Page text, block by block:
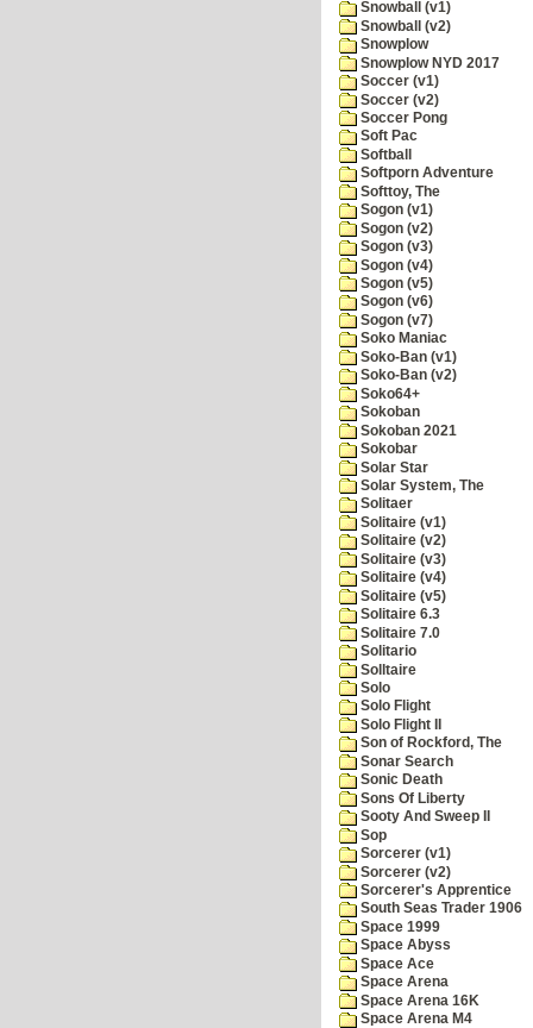
Snowball (v1)
Snowball (v2)
Snowplow
Snowplow NYD 2017
Soccer (v1)
Soccer (v2)
Soccer Pong
Soft Pac
Softball
Softporn Adventure
Softtoy, The
Sogon (v1)
Sogon (v2)
Sogon (v3)
Sogon (v4)
Sogon (v5)
Sogon (v6)
Sogon (v7)
Soko Maniac
Soko-Ban (v1)
Soko-Ban (v2)
Soko64+
Sokoban
Sokoban 2021
Sokobar
Solar Star
Solar System, The
Solitaer
Solitaire (v1)
Solitaire (v2)
Solitaire (v3)
Solitaire (v4)
Solitaire (v5)
Solitaire 6.3
Solitaire 7.0
Solitario
Solltaire
Solo
Solo Flight
Solo Flight II
Son of Rockford, The
Sonar Search
Sonic Death
Sons Of Liberty
Sooty And Sweep II
Sop
Sorcerer (v1)
Sorcerer (v2)
Sorcerer's Apprentice
South Seas Trader 1906
Space 1999
Space Abyss
Space Ace
Space Arena
Space Arena 16K
Space Arena M4